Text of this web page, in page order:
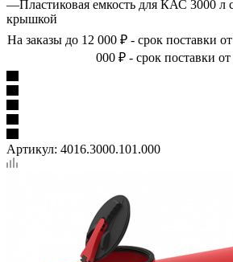
—Пластиковая емкость для КАС 3000 л
крышкой
На заказы до 12 000 ₽ - срок поставки
000 ₽ - срок поставки
Артикул: 4016.3000.101.000